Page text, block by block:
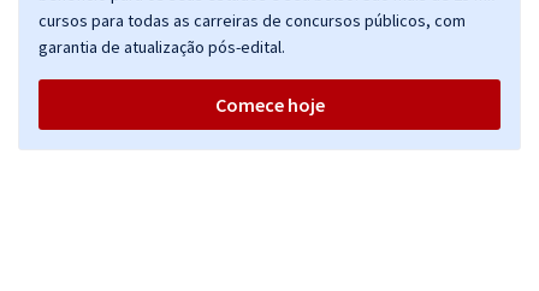
cursos para todas as carreiras de concursos públicos, com
garantia de atualização pós-edital.
Comece hoje